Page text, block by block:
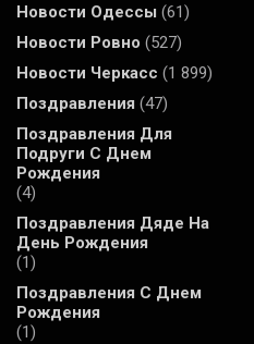
Новости Одессы (61)
Новости Ровно (527)
Новости Черкасс (1 899)
Поздравления (47)
Поздравления Для
Подруги С Днем
Рождения
(4)
Поздравления Дяде На
День Рождения
(1)
Поздравления С Днем
Рождения
(1)